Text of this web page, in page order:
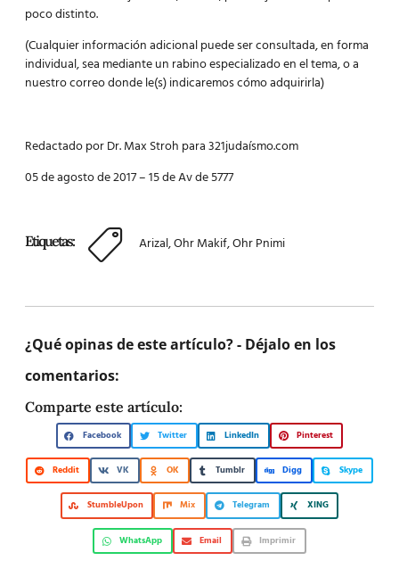
poco distinto.
(Cualquier información adicional puede ser consultada, en forma
individual, sea mediante un rabino especializado en el tema, o a
nuestro correo donde le(s) indicaremos cómo adquirirla)
Redactado por Dr. Max Stroh para 321judaísmo.com
05 de agosto de 2017 – 15 de Av de 5777
Etiquetas: Arizal,Ohr Makif,Ohr Pnimi
¿Qué opinas de este artículo? - Déjalo en los
comentarios:
Comparte este artículo:
Facebook Twitter LinkedIn Pinterest
Reddit VK OK Tumblr Digg Skype
StumbleUpon Mix Telegram XING
WhatsApp Email Imprimir